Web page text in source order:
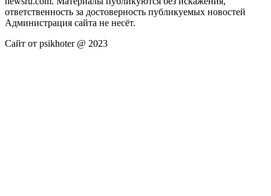
ответственность за достоверность публикуемых новостей
Администрация сайта не несёт.
Сайт от psikhoter @ 2023